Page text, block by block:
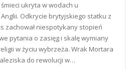
ukryta w wodach u
Odkrycie brytyjskiego statku z
zachował niespotykany stopień
pytania o zasięg i skalę wymiany
w życiu wybrzeża. Wrak Mortara
do rewolucji w…